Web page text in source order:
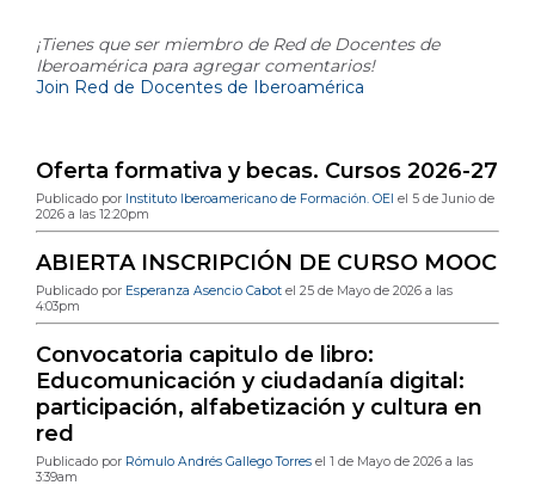
¡Tienes que ser miembro de Red de Docentes de
Iberoamérica para agregar comentarios!
Join Red de Docentes de Iberoamérica
Oferta formativa y becas. Cursos 2026-27
Publicado por Instituto Iberoamericano de Formación. OEI el 5 de Junio de
2026 a las 12:20pm
ABIERTA INSCRIPCIÓN DE CURSO MOOC
Publicado por Esperanza Asencio Cabot el 25 de Mayo de 2026 a las
4:03pm
Convocatoria capitulo de libro:
Educomunicación y ciudadanía digital:
participación, alfabetización y cultura en
red
Publicado por Rómulo Andrés Gallego Torres el 1 de Mayo de 2026 a las
3:39am